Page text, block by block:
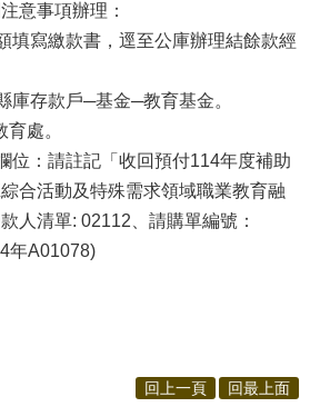
意事項辦理：
填寫繳款書，逕至公庫辦理結餘款經
庫存款戶─基金─教育基金。
處。
位：請註記「收回預付114年度補助
合活動及特殊需求領域職業教育融
人清單: 02112、請購單編號：
年A01078)
回上一頁 回最上面